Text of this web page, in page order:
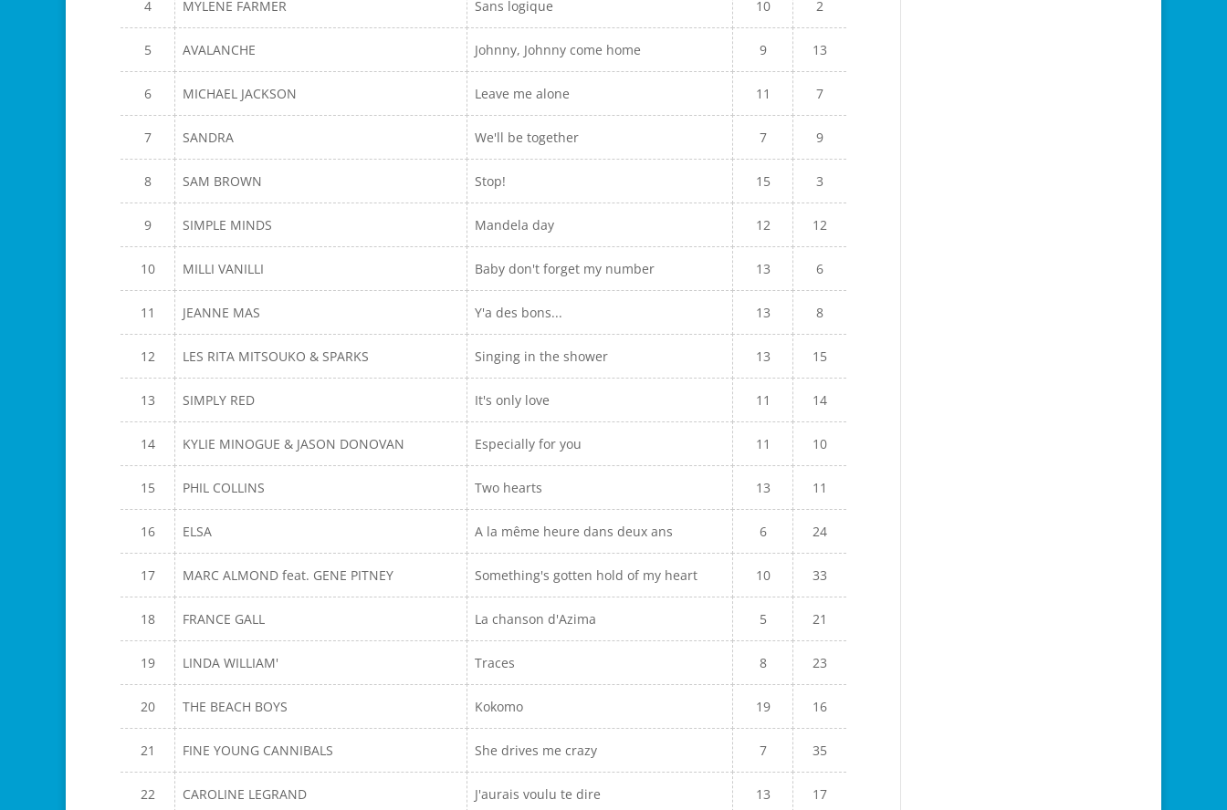
4 MYLENE FARMER Sans logique 10 2
5 AVALANCHE Johnny, Johnny come home 9 13
6 MICHAEL JACKSON Leave me alone 11 7
7 SANDRA We'll be together 7 9
8 SAM BROWN Stop! 15 3
9 SIMPLE MINDS Mandela day 12 12
10 MILLI VANILLI Baby don't forget my number 13 6
11 JEANNE MAS Y'a des bons... 13 8
12 LES RITA MITSOUKO & SPARKS Singing in the shower 13 15
13 SIMPLY RED It's only love 11 14
14 KYLIE MINOGUE & JASON DONOVAN Especially for you 11 10
15 PHIL COLLINS Two hearts 13 11
16 ELSA A la même heure dans deux ans 6 24
17 MARC ALMOND feat. GENE PITNEY Something's gotten hold of my heart 10 33
18 FRANCE GALL La chanson d'Azima 5 21
19 LINDA WILLIAM' Traces 8 23
20 THE BEACH BOYS Kokomo 19 16
21 FINE YOUNG CANNIBALS She drives me crazy 7 35
22 CAROLINE LEGRAND J'aurais voulu te dire 13 17